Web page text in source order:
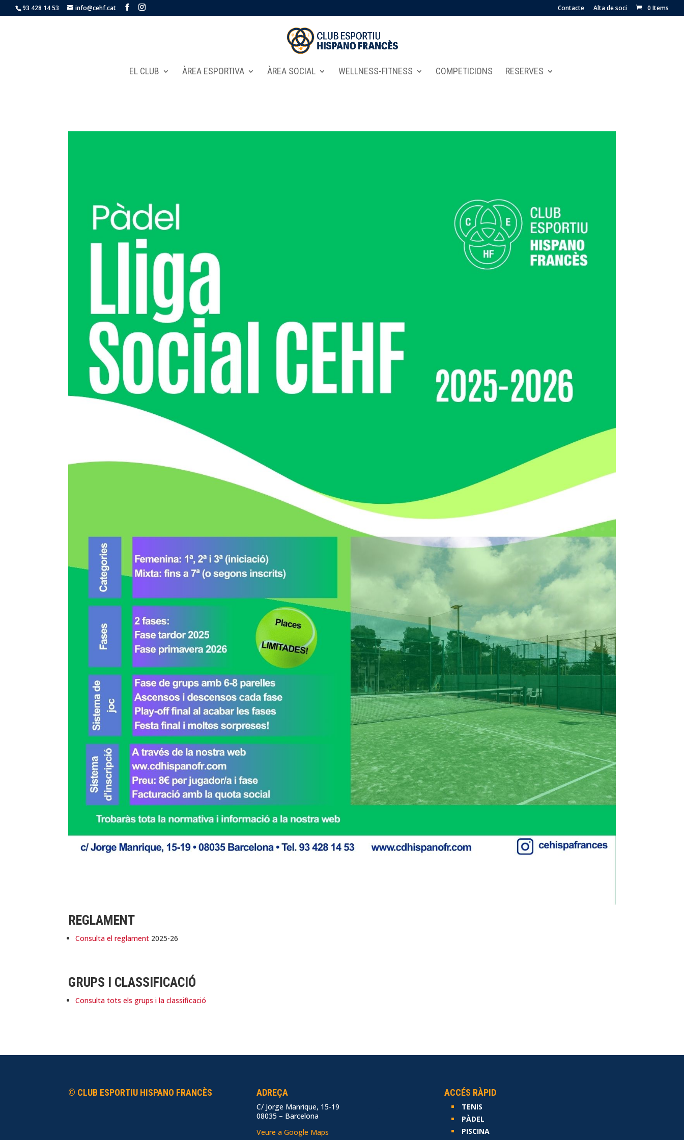
93 428 14 53 info@cehf.cat Contacte Alta de soci 0 Items
EL CLUB ÀREA ESPORTIVA ÀREA SOCIAL WELLNESS-FITNESS COMPETICIONS RESERVES
REGLAMENT
Consulta el reglament 2025-26
GRUPS I CLASSIFICACIÓ
Consulta tots els grups i la classificació
© CLUB ESPORTIU HISPANO FRANCÈS ADREÇA
C/ Jorge Manrique, 15-19
08035 – Barcelona
Veure a Google Maps
ACCÉS RÀPID
TENIS
PÀDEL
PISCINA